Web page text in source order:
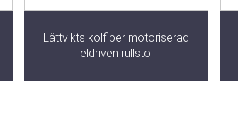
Lättvikts kolfiber motoriserad
eldriven rullstol